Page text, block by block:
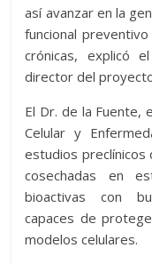
así avanzar en la
funcional
crónicas, explicó
director del
El Dr. de la Fuente,
Celular y
estudios preclínicos
cosechadas en
bioactivas con
capaces de
modelos celulares.